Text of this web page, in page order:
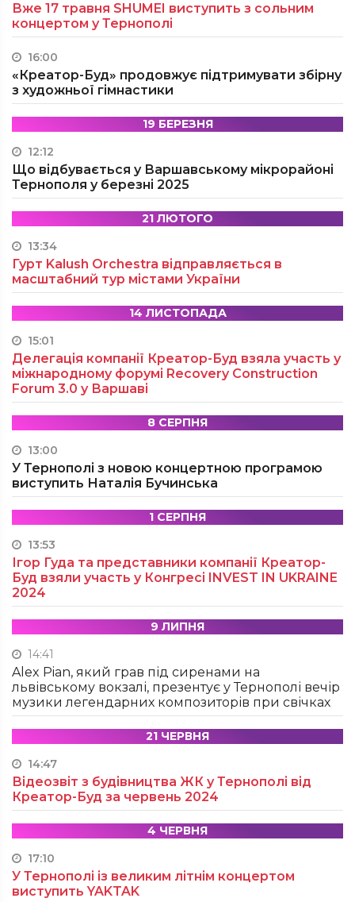
Вже 17 травня SHUMEI виступить з сольним
концертом у Тернополі
16:00
«Креатор-Буд» продовжує підтримувати збірну
з художньої гімнастики
19 БЕРЕЗНЯ
12:12
Що відбувається у Варшавському мікрорайоні
Тернополя у березні 2025
21 ЛЮТОГО
13:34
Гурт Kalush Orchestra відправляється в
масштабний тур містами України
14 ЛИСТОПАДА
15:01
Делегація компанії Креатор-Буд взяла участь у
міжнародному форумі Recovery Construction
Forum 3.0 у Варшаві
8 СЕРПНЯ
13:00
У Тернополі з новою концертною програмою
виступить Наталія Бучинська
1 СЕРПНЯ
13:53
Ігор Гуда та представники компанії Креатор-
Буд взяли участь у Конгресі INVEST IN UKRAINE
2024
9 ЛИПНЯ
14:41
Alex Pian, який грав під сиренами на
львівському вокзалі, презентує у Тернополі вечір
музики легендарних композиторів при свічках
21 ЧЕРВНЯ
14:47
Відеозвіт з будівництва ЖК у Тернополі від
Креатор-Буд за червень 2024
4 ЧЕРВНЯ
17:10
У Тернополі із великим літнім концертом
виступить YAKTAK